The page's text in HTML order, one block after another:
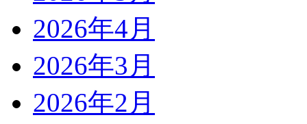
2026年4月
2026年3月
2026年2月